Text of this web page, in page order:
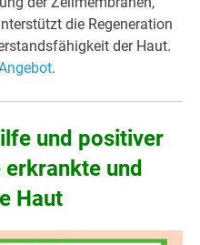
die Regeneration
der Haut.
.
und positiver
und
Haut